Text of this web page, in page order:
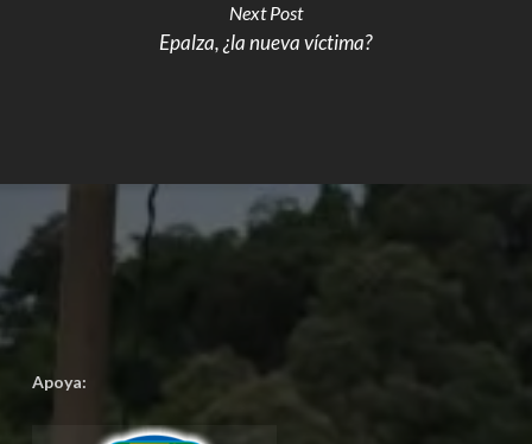
Next Post
Epalza, ¿la nueva víctima?
Apoya: